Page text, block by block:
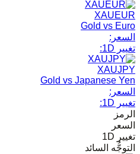
XAUEUR
Gold vs Euro
السعر:
تغيير 1D:
XAUJPY
Gold vs Japanese Yen
السعر:
تغيير 1D:
الرمز
السعر
تغيير 1D
التوجُّه السائد